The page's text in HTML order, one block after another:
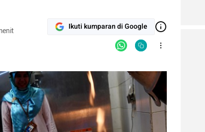
Ikuti kumparan di Google